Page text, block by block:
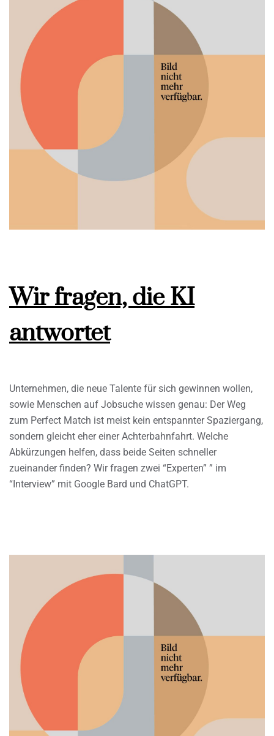
Wir fragen, die KI
antwortet
Unternehmen, die neue Talente für sich gewinnen wollen,
sowie Menschen auf Jobsuche wissen genau: Der Weg
zum Perfect Match ist meist kein entspannter Spaziergang,
sondern gleicht eher einer Achterbahnfahrt. Welche
Abkürzungen helfen, dass beide Seiten schneller
zueinander finden? Wir fragen zwei “Experten” ” im
“Interview” mit Google Bard und ChatGPT.